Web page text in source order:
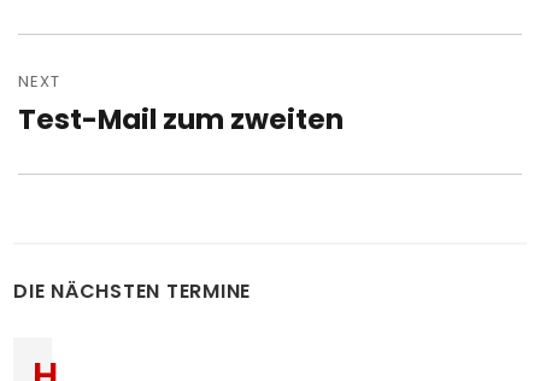
NEXT
Next
Test-Mail zum zweiten
DIE NÄCHSTEN TERMINE